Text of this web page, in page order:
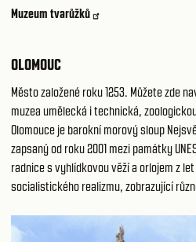
Muzeum tvarůžků
OLOMOUC
Město založené roku 1253. Můžete zde
muzea umělecká i technická,
Olomouce je barokní morový sloup
zapsaný od roku 2001 mezi památky
radnice s vyhlídkovou věží a orlojem z let
socialistického realizmu, zobrazující